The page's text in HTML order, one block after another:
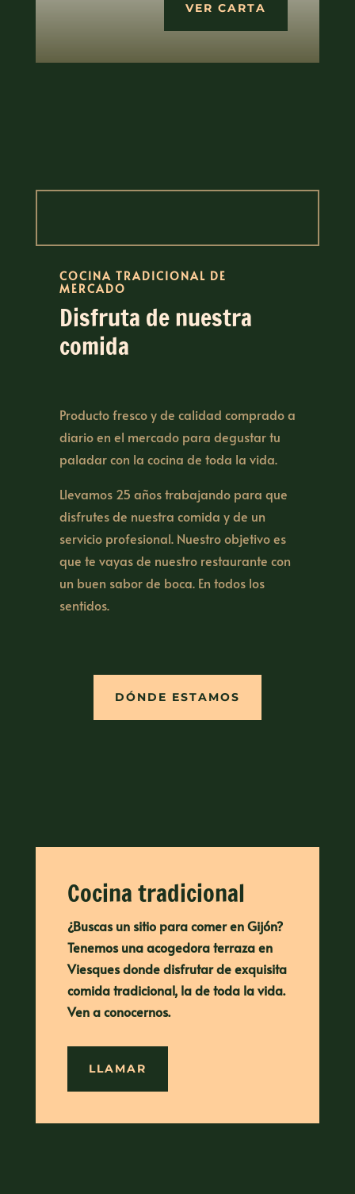
VER CARTA
COCINA TRADICIONAL DE
MERCADO
Disfruta de nuestra
comida
Producto fresco y de calidad comprado a
diario en el mercado para degustar tu
paladar con la cocina de toda la vida.
Llevamos 25 años trabajando para que
disfrutes de nuestra comida y de un
servicio profesional. Nuestro objetivo es
que te vayas de nuestro restaurante con
un buen sabor de boca. En todos los
sentidos.
DÓNDE ESTAMOS
Cocina tradicional
¿Buscas un sitio para comer en Gijón?
Tenemos una acogedora terraza en
Viesques donde disfrutar de exquisita
comida tradicional, la de toda la vida.
Ven a conocernos.
LLAMAR